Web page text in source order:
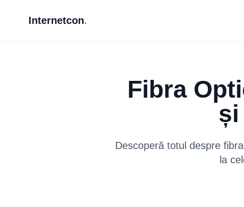
Internetcon.
Fibra
și
Descoperă totul despre
la